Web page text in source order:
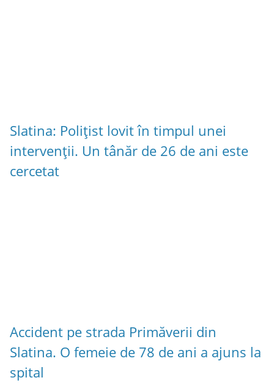
Slatina: Polițist lovit în timpul unei
intervenții. Un tânăr de 26 de ani este
cercetat
Accident pe strada Primăverii din
Slatina. O femeie de 78 de ani a ajuns la
spital